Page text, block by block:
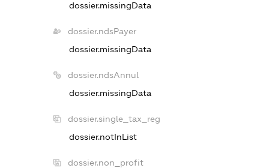
dossier.missingData
dossier.ndsPayer
dossier.missingData
dossier.ndsAnnul
dossier.missingData
dossier.single_tax_reg
dossier.notInList
dossier.non_profit